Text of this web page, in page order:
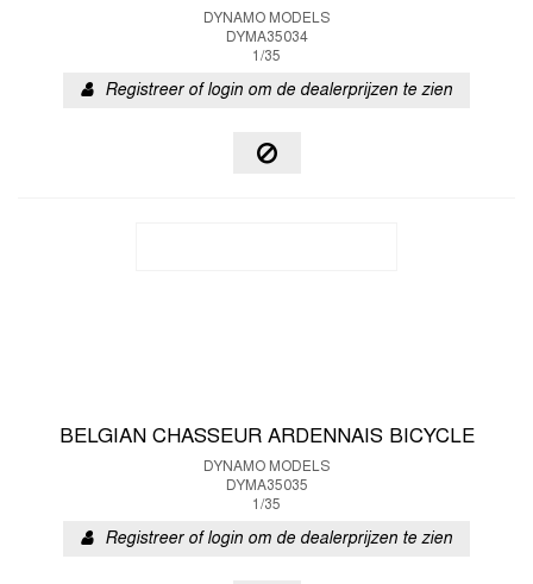
DYNAMO MODELS
DYMA35034
1/35
Registreer of login om de dealerprijzen te zien
BELGIAN CHASSEUR ARDENNAIS BICYCLE
DYNAMO MODELS
DYMA35035
1/35
Registreer of login om de dealerprijzen te zien